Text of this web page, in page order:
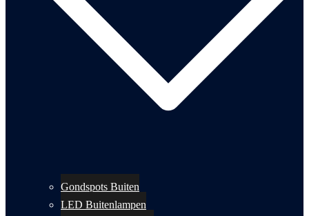
Gondspots Buiten
LED Buitenlampen